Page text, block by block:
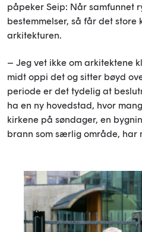
påpeker Seip: Når samfunnet
bestemmelser, så får det store
arkitekturen.
– Jeg vet ikke om arkitektene
midt oppi det og sitter bøyd
periode er det tydelig at
ha en ny hovedstad, hvor
kirkene på søndager, en
brann som særlig område, har